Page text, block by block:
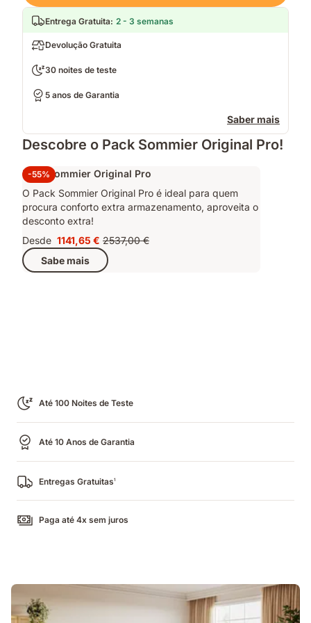
Entrega Gratuita: 2 - 3 semanas
Devolução Gratuita
30 noites de teste
5 anos de Garantia
Saber mais
Descobre o Pack Sommier Original Pro!
-55%
Pack Sommier Original Pro
O Pack Sommier Original Pro é ideal para quem
procura conforto extra armazenamento, aproveita o
desconto extra!
Desde Preço
1141,65 €
1141,65 € Preço
original
2537,00 €
2537,00 €
Sabe mais
Até 100 Noites de Teste
Até 10 Anos de Garantia
Entregas Gratuitas1
Paga até 4x sem juros